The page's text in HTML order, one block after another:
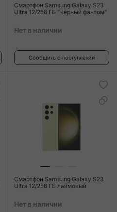
Смартфон Samsung Galaxy S23
Ultra 12/256 ГБ "чёрный фантом"
Нет в наличии
Сообщить о поступлении
Смартфон Samsung Galaxy S23
Ultra 12/256 ГБ лаймовый
Нет в наличии